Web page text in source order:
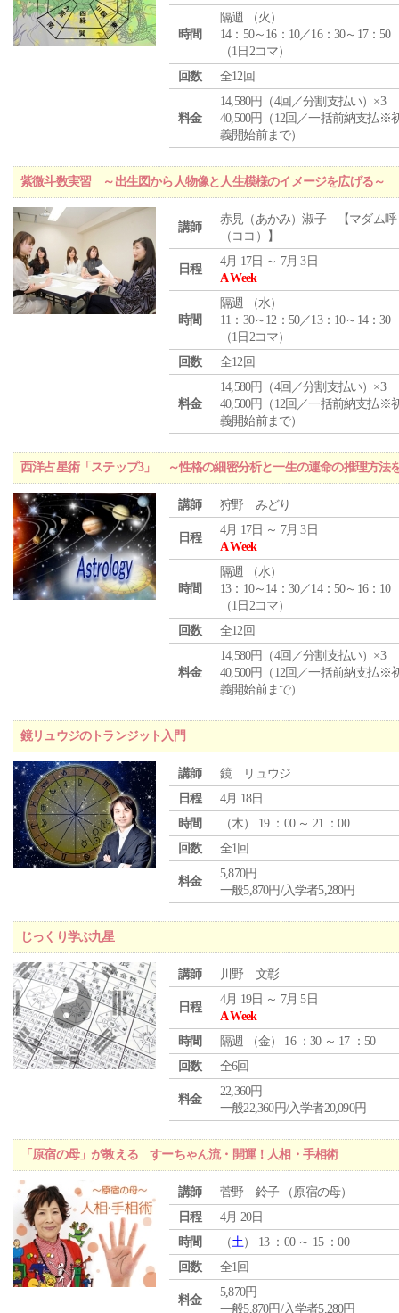
時間
隔週 （火 ）
14：50～16：10／16：30～17：50
（1日2コマ）
回数
全12回
料金
14,580円（4回／分割支払い）×3
40,500円（12回／一括前納支払※
義開始前まで）
紫微斗数実習 ～出生図から人物像と人生模様のイメージを広げる～
講師
赤見（あかみ）淑子 【マダム呼
（ココ）】
日程
4月 17日 ～ 7月 3日
A Week
時間
隔週 （水）
11：30～12：50／13：10～14：30
（1日2コマ）
回数
全12回
料金
14,580円（4回／分割支払い）×3
40,500円（12回／一括前納支払※
義開始前まで）
西洋占星術「ステップ3」 ～性格の細密分析と一生の運命の推理方法
講師 狩野 みどり
日程
4月 17日 ～ 7月 3日
A Week
時間
隔週 （水）
13：10～14：30／14：50～16：10
（1日2コマ）
回数
全12回
料金
14,580円（4回／分割支払い）×3
40,500円（12回／一括前納支払※
義開始前まで）
鏡リュウジのトランジット入門
講師
鏡 リュウジ
日程
4月 18日
時間
（木） 19 ：00 ～ 21 ：00
回数
全1回
料金
5,870円
一般5,870円/入学者5,280円
じっくり学ぶ九星
講師 川野 文彰
日程
4月 19日 ～ 7月 5日
A Week
時間
隔週 （金） 16 ：30 ～ 17 ：50
回数
全6回
料金
22,360円
一般22,360円/入学者20,090円
「原宿の母」が教える すーちゃん流・開運！人相・手相術
講師
菅野 鈴子 （原宿の母）
日程
4月 20日
時間
（土） 13 ：00 ～ 15 ：00
回数
全1回
料金
5,870円
一般5,870円/入学者5,280円